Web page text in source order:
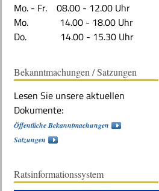
Mo. - Fr. 08.00 - 12.00 Uhr
Mo. 14.00 - 18.00 Uhr
Do. 14.00 - 15.30 Uhr
Bekanntmachungen / Satzungen
Lesen Sie unsere aktuellen
Dokumente:
Öffentliche Bekanntmachungen
Satzungen
Ratsinformationssystem